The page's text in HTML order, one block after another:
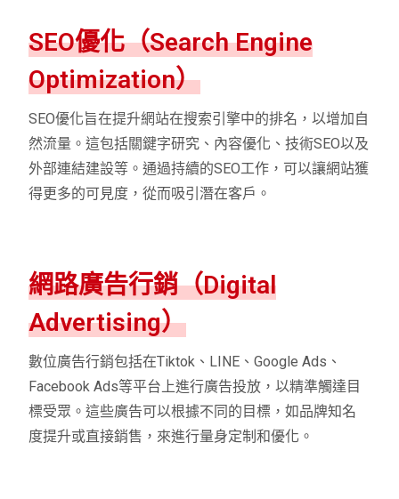
SEO優化（Search Engine
Optimization）
SEO優化旨在提升網站在搜索引擎中的排名，以增加自
然流量。這包括關鍵字研究、內容優化、技術SEO以及
外部連結建設等。通過持續的SEO工作，可以讓網站獲
得更多的可見度，從而吸引潛在客戶。
網路廣告行銷（Digital
Advertising）
數位廣告行銷包括在Tiktok、LINE、Google Ads、
Facebook Ads等平台上進行廣告投放，以精準觸達目
標受眾。這些廣告可以根據不同的目標，如品牌知名
度提升或直接銷售，來進行量身定制和優化。